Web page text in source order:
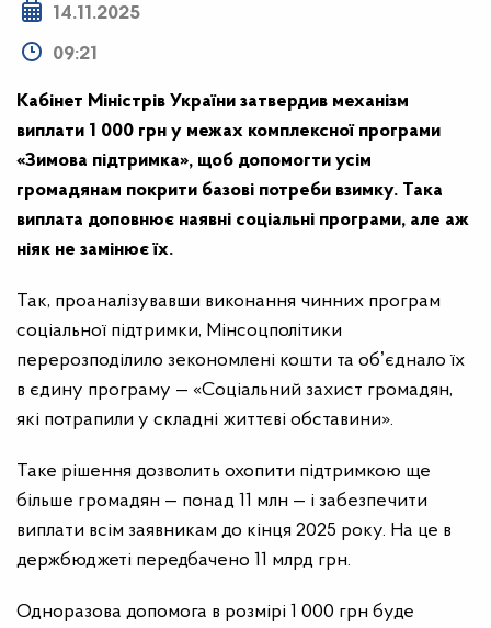
14.11.2025
09:21
Кабінет Міністрів України затвердив механізм
виплати 1 000 грн у межах комплексної програми
«Зимова підтримка», щоб допомогти усім
громадянам покрити базові потреби взимку. Така
виплата доповнює наявні соціальні програми, але аж
ніяк не замінює їх.
Так, проаналізувавши виконання чинних програм
соціальної підтримки, Мінсоцполітики
перерозподілило зекономлені кошти та обʼєднало їх
в єдину програму — «Соціальний захист громадян,
які потрапили у складні життєві обставини».
Таке рішення дозволить охопити підтримкою ще
більше громадян — понад 11 млн — і забезпечити
виплати всім заявникам до кінця 2025 року. На це в
держбюджеті передбачено 11 млрд грн.
Одноразова допомога в розмірі 1 000 грн буде